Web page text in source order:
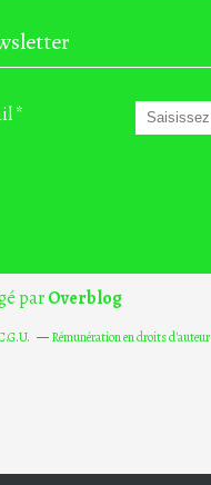
parOverblog
Rémunération en droits d'auteur